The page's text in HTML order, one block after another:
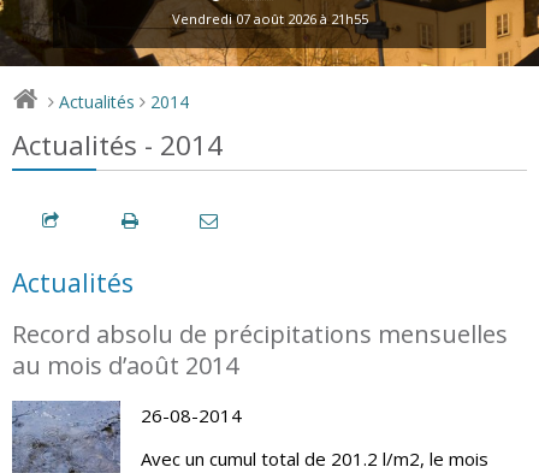
Vendredi 07 août 2026 à 21h55
> Actualités > 2014
Actualités - 2014
Actualités
Record absolu de précipitations mensuelles
au mois d’août 2014
26-08-2014
Avec un cumul total de 201.2 l/m2, le mois